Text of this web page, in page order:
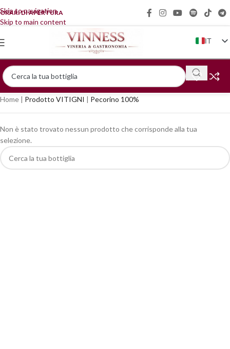
Skip to navigation
Skip to main content
ORARI DI APERTURA
IT
EN
FR
DE
Home | Prodotto VITIGNI | Pecorino 100%
Non è stato trovato nessun prodotto che corrisponde alla tua
selezione.